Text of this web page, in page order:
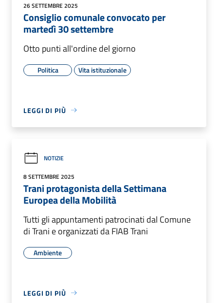
26 SETTEMBRE 2025
Consiglio comunale convocato per
martedì 30 settembre
Otto punti all'ordine del giorno
Politica Vita istituzionale
LEGGI DI PIÙ
NOTIZIE
8 SETTEMBRE 2025
Trani protagonista della Settimana
Europea della Mobilità
Tutti gli appuntamenti patrocinati dal Comune
di Trani e organizzati da FIAB Trani
Ambiente
LEGGI DI PIÙ